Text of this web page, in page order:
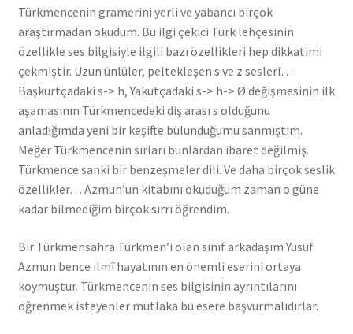
440,00₺.fiyat:
352,00₺.
Türkmencenin gramerini yerli ve yabancı birçok
araştırmadan okudum. Bu ilgi çekici Türk lehçesinin
özellikle ses bilgisiyle ilgili bazı özellikleri hep dikkatimi
çekmiştir. Uzun ünlüler, peltekleşen s ve z sesleri…
Başkurtçadaki s-> h, Yakutçadaki s-> h-> Ø değişmesinin ilk
aşamasının Türkmencedeki diş arası s olduğunu
anladığımda yeni bir keşifte bulunduğumu sanmıştım.
Meğer Türkmencenin sırları bunlardan ibaret değilmiş.
Türkmence sanki bir benzeşmeler dili. Ve daha birçok seslik
özellikler… Azmun’un kitabını okuduğum zaman o güne
kadar bilmediğim birçok sırrı öğrendim.
Bir Türkmensahra Türkmen’i olan sınıf arkadaşım Yusuf
Azmun bence ilmî hayatının en önemli eserini ortaya
koymuştur. Türkmencenin ses bilgisinin ayrıntılarını
öğrenmek isteyenler mutlaka bu esere başvurmalıdırlar.